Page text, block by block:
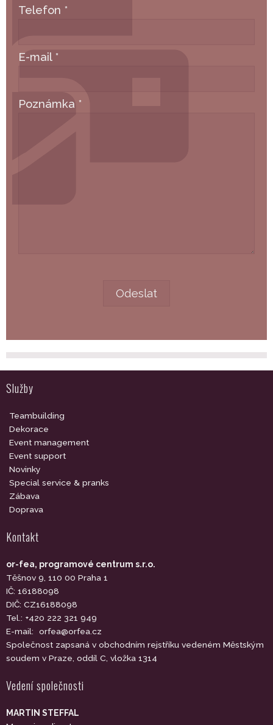
Telefon *
E-mail *
Poznámka *
Služby
Teambuilding
Dekorace
Event management
Event support
Novinky
Special service & pranks
Zábava
Doprava
Kontakt
or-fea, programové centrum s.r.o.
Těšnov 9, 110 00 Praha 1
IČ: 16188098
DIČ: CZ16188098
Tel.: +420 222 321 949
E-mail:
orfea@orfea.cz
Společnost zapsaná v obchodním rejstříku vedeném Městským
soudem v Praze, oddíl C, vložka 1314
Vedení společnosti
MARTIN STEFFAL